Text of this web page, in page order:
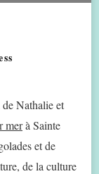
Nathalie et
merà Sainte
et de
de la culture